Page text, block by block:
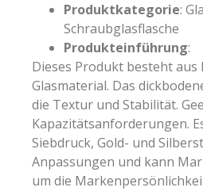
Produktkategorie:
Schraubglasflasche
Produkteinführung:
Dieses Produkt besteht
Glasmaterial. Das
die Textur und Stabilität.
Kapazitätsanforderungen.
Siebdruck, Gold- und
Anpassungen und kann
um die